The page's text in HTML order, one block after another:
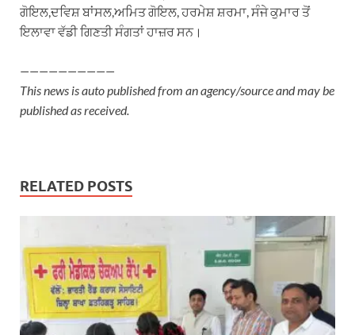
ਗੋਇਲ,ਦਵਿਸ਼ ਬਾਂਸਲ,ਅਮਿਤ ਗੋਇਲ, ਹਰਮੇਸ਼ ਸ਼ਰਮਾ, ਸੰਜੇ ਕੁਮਾਰ ਤੋਂ
ਇਲਾਵਾ ਵੱਡੀ ਗਿਣਤੀ ਸੰਗਤਾਂ ਹਾਜ਼ਰ ਸਨ।
——————————
This news is auto published from an agency/source and may be
published as received.
RELATED POSTS